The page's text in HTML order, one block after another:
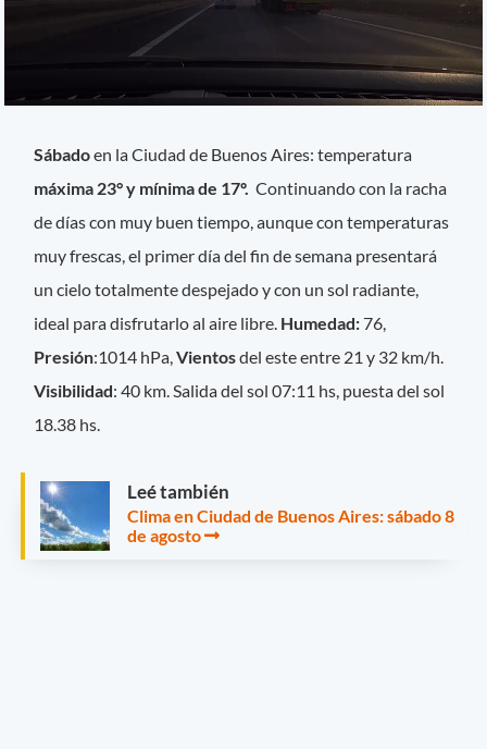
Sábadoen la Ciudad de Buenos Aires: temperatura
máxima 23° y mínima de 17º. Continuando con la racha
de días con muy buen tiempo, aunque con temperaturas
muy frescas, el primer día del fin de semana presentará
un cielo totalmente despejado y con un sol radiante,
ideal para disfrutarlo al aire libre. Humedad:76,
Presión:1014 hPa,Vientosdel este entre 21 y 32 km/h.
Visibilidad: 40 km. Salida del sol 07:11 hs, puesta del sol
18.38 hs.
Leé también
Clima en Ciudad de Buenos Aires: sábado 8
de agosto